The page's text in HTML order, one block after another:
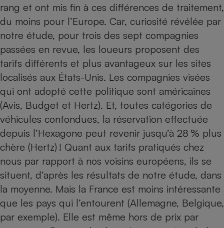
rang et ont mis fin à ces différences de traitement,
du moins pour l’Europe. Car, curiosité révélée par
notre étude, pour trois des sept compagnies
passées en revue, les loueurs proposent des
tarifs différents et plus avantageux sur les sites
localisés aux États-Unis. Les compagnies visées
qui ont adopté cette politique sont américaines
(Avis, Budget et Hertz). Et, toutes catégories de
véhicules confondues, la réservation effectuée
depuis l’Hexagone peut revenir jusqu’à 28 % plus
chère (Hertz) ! Quant aux tarifs pratiqués chez
nous par rapport à nos voisins européens, ils se
situent, d’après les résultats de notre étude, dans
la moyenne. Mais la France est moins intéressante
que les pays qui l’entourent (Allemagne, Belgique,
par exemple). Elle est même hors de prix par
Climatiseur -
Ventilateur
Cafetière à expressos
Antivirus